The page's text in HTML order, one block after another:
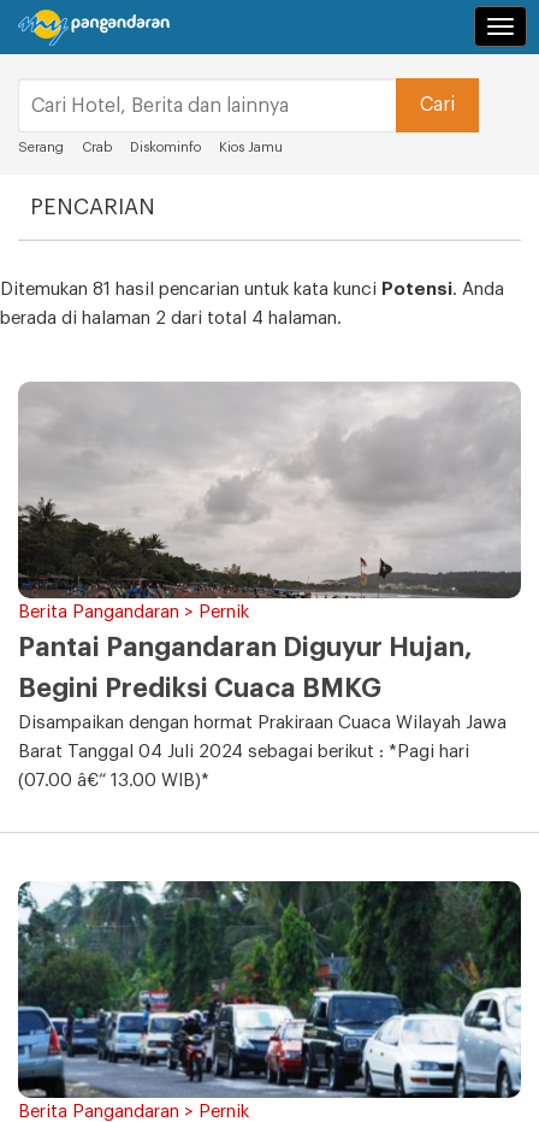
Serang Crab Diskominfo Kios Jamu
PENCARIAN
Ditemukan 81 hasil pencarian untuk kata kunci Potensi. Anda
berada di halaman 2 dari total 4 halaman.
Berita Pangandaran > Pernik
Pantai Pangandaran Diguyur Hujan,
Begini Prediksi Cuaca BMKG
Disampaikan dengan hormat Prakiraan Cuaca Wilayah Jawa
Barat Tanggal 04 Juli 2024 sebagai berikut : *Pagi hari
(07.00 â€“ 13.00 WIB)*
Berita Pangandaran > Pernik